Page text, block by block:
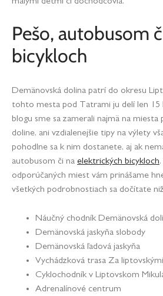
Pešo, autobusom
bicykloch
Demänovská dolina patrí do okresu
tohto mesta pod Tatrami ju delí len 15
blogu sme sa zamerali najmä na
doline, ani vzdialenejšie tipy na výlety
pohodlne sa k nim dostanete, aj ak
autobusom či na elektrických bicykloch
odporúčaných miest vám prinášame
všetkých podrobnostiach sa dočítate
Náučný chodník Demänovská
Demänovská jaskyňa slobody
Demänovská ľadová jaskyňa
Vychádzková trasa Za
Cyklochodník v Liptovskom
Adrenalínové centrum